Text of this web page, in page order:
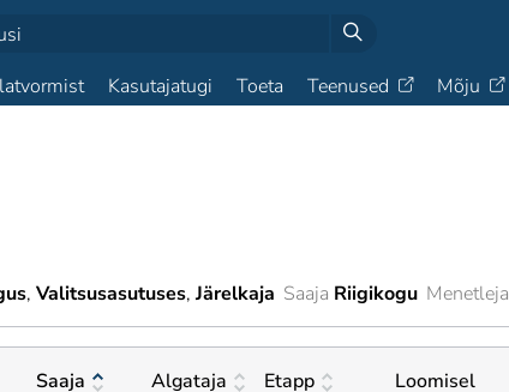
Kasutajatugi Toeta Teenused Mõju
Valitsusasutuses Järelkaja Saaja Riigikogu Menetleja
Saaja Algataja Etapp Loomisel